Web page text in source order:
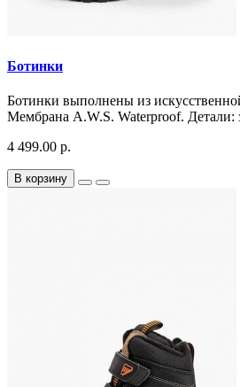
Ботинки
Ботинки выполнены из
Мембрана A.W.S. Waterproof. Детали:
4 499.00 р.
В корзину